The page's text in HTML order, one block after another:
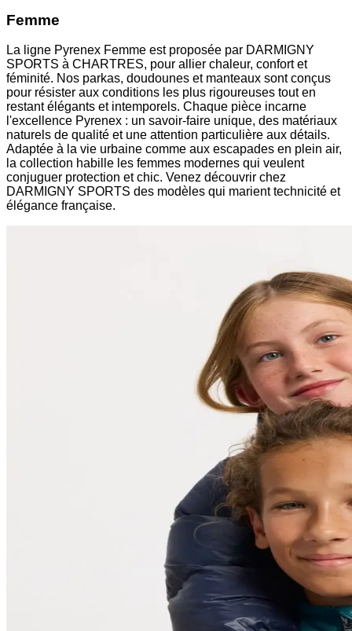
Femme
La ligne Pyrenex Femme est proposée par DARMIGNY
SPORTS à CHARTRES, pour allier chaleur, confort et
féminité. Nos parkas, doudounes et manteaux sont conçus
pour résister aux conditions les plus rigoureuses tout en
restant élégants et intemporels. Chaque pièce incarne
l'excellence Pyrenex : un savoir-faire unique, des matériaux
naturels de qualité et une attention particulière aux détails.
Adaptée à la vie urbaine comme aux escapades en plein air,
la collection habille les femmes modernes qui veulent
conjuguer protection et chic. Venez découvrir chez
DARMIGNY SPORTS des modèles qui marient technicité et
élégance française.